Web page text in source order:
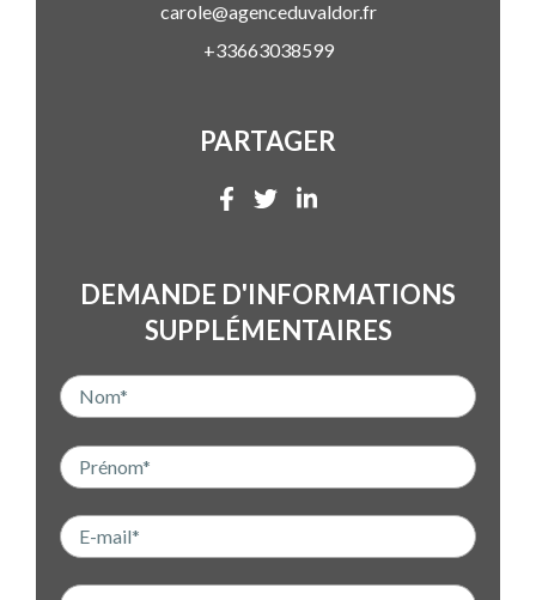
carole@agenceduvaldor.fr
+33663038599
PARTAGER
DEMANDE D'INFORMATIONS
SUPPLÉMENTAIRES